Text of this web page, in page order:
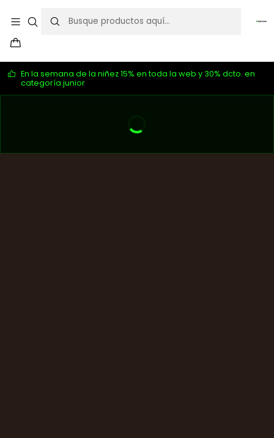
En la semana de la niñez 15% en toda la web y 30% dcto. en
categoría junior